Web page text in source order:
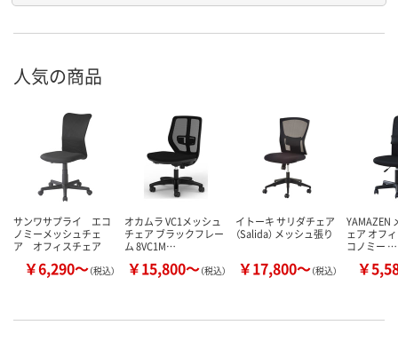
人気の商品
サンワサプライ エコ
ノミーメッシュチェ
ア オフィスチェア
￥6,290～（税込）
オカムラ VC1メッシュ
チェア ブラックフレー
ム 8VC1M…
￥15,800～（税込）
イトーキ サリダチェア
（Salida） メッシュ張り
￥17,800～（税込）
YAMAZEN
ェア オフ
コノミー …
￥